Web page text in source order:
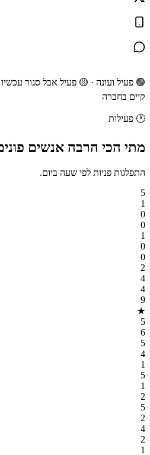
🟢 פעיל ועונה · 🟡 פעיל אבל סגור
קיים בחברה
🕐 פעילות
מתי הכי הרבה אנשים
התפלגות פניות לפי שעה ביום.
5
1
0
0
1
0
0
2
4
4
9
★
5
6
5
4
1
5
1
2
5
2
4
2
1